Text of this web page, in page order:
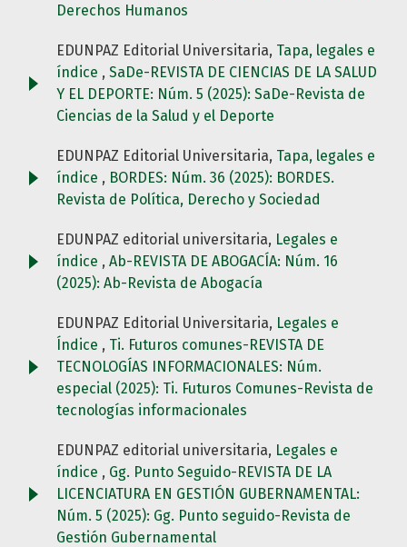
Derechos Humanos
EDUNPAZ Editorial Universitaria, Tapa, legales e
índice , SaDe-REVISTA DE CIENCIAS DE LA SALUD
Y EL DEPORTE: Núm. 5 (2025): SaDe-Revista de
Ciencias de la Salud y el Deporte
EDUNPAZ Editorial Universitaria, Tapa, legales e
índice , BORDES: Núm. 36 (2025): BORDES.
Revista de Política, Derecho y Sociedad
EDUNPAZ editorial universitaria, Legales e
índice , Ab-REVISTA DE ABOGACÍA: Núm. 16
(2025): Ab-Revista de Abogacía
EDUNPAZ Editorial Universitaria, Legales e
Índice , Ti. Futuros comunes-REVISTA DE
TECNOLOGÍAS INFORMACIONALES: Núm.
especial (2025): Ti. Futuros Comunes-Revista de
tecnologías informacionales
EDUNPAZ editorial universitaria, Legales e
índice , Gg. Punto Seguido-REVISTA DE LA
LICENCIATURA EN GESTIÓN GUBERNAMENTAL:
Núm. 5 (2025): Gg. Punto seguido-Revista de
Gestión Gubernamental